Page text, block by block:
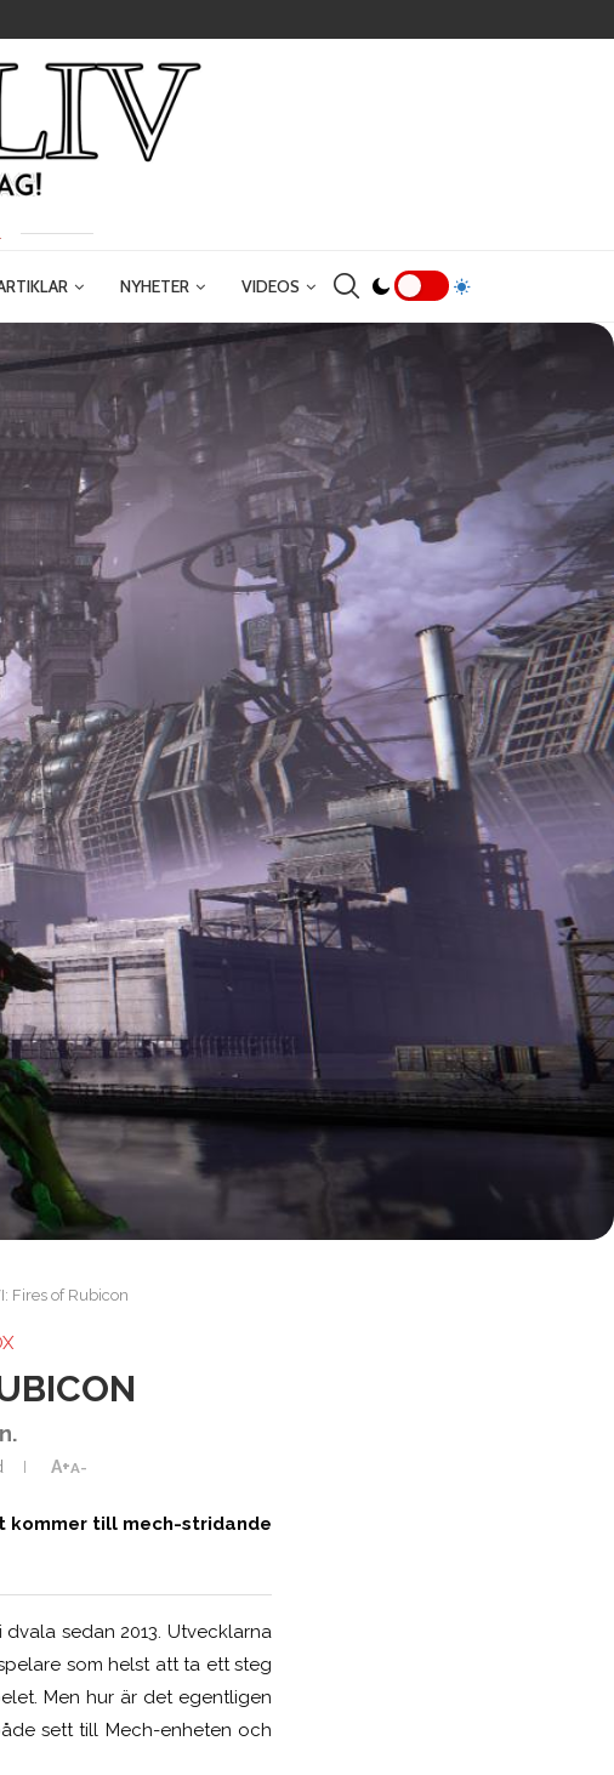
NYHETER VIDEOS
Fires of Rubicon
A+A-
kommer till mech-stridande
sedan 2013. Utvecklarna
som helst att ta ett steg
Men hur är det egentligen
sett till Mech-enheten och